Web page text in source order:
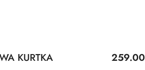
KURTKA
Cena:
259.00